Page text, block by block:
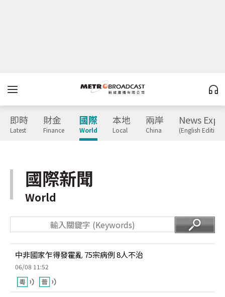
即時
Latest
財金
Finance
國際
World
本地
Local
兩岸
China
News
(English Edition)
國際新聞
World
中非國家乍得發霍亂 75宗病例 8人不治
06/08 11:52